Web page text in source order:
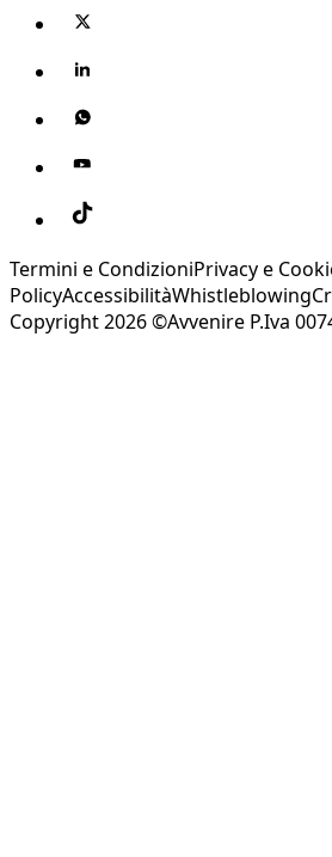
Termini e CondizioniPrivacy e
PolicyAccessibilitàWhistleblowing
Copyright 2026 ©Avvenire P.Iva